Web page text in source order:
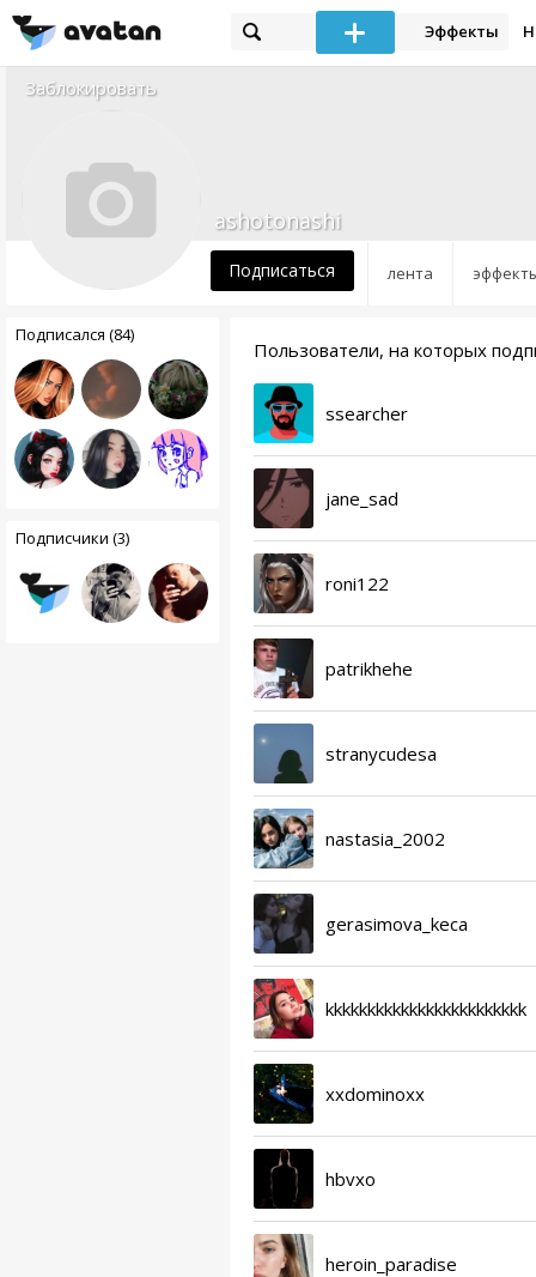
Эффекты
Заблокировать
лента
ashotonashi
Подписаться
Подписался (84)
Подписчики (3)
Пользователи, на которых
ssearcher
jane_sad
roni122
patrikhehe
stranycudesa
nastasia_2002
gerasimova_keca
kkkkkkkkkkkkkkkkkkkkkkkk
xxdominoxx
hbvxo
heroin_paradise